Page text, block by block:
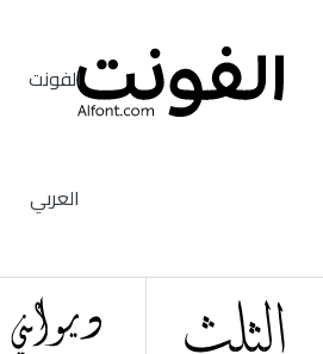
الفونت
العربي